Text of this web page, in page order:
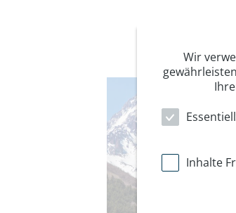
Wir
Inhalte